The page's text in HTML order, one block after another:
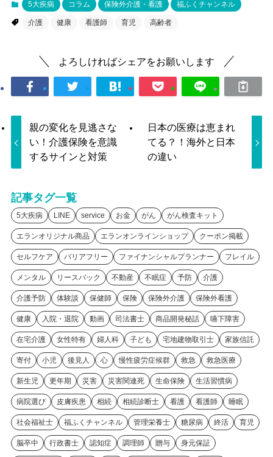
5大疾病 コラム 保険外介護・看護 福ふくチャンネル
介護 健康 看護師 育児 高齢者
よろしければシェアをお願いします
親の変化を見逃さな
い！介護保険を意識
するサインと対策
日本の医療は恵まれ
てる？！海外と日本
の違い
記事タグ一覧
5大疾病 LINE service お金 がん がん検査キット
エランオリジナル商品 エランオンラインショップ クーポン掲載
セルフケア バリアフリー ファイナンシャルプランナー フレイル
メンタル リースバック 不動産 不眠症 予防 介護
介護予防 体験談 保健師 保険 保険外介護 保険外看護
健康 入院・退院 動画 司法書士 商品開発秘話 嚥下障害
在宅介護 女性特有 婦人科 子ども 宅地建物取引士 家族信託
寄付 小児 後見人 心 慢性疲労症候群 救急 救急医療
新生児 更年期 災害 災害関連死 生命保険 生活習慣病
病院選び 皮膚疾患 相続 相続診断士 看護 看護師 睡眠
社会福祉士 福ふくチャンネル 管理栄養士 糖尿病 終活 育児
脳卒中 行政書士 認知症 調理師 贈与 身元保証